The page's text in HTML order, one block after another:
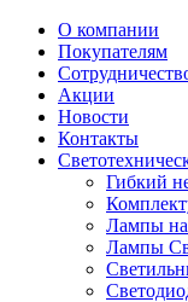
О компании
Покупателям
Акции
Новости
Контакты
Гибкий
Лампы
Лампы